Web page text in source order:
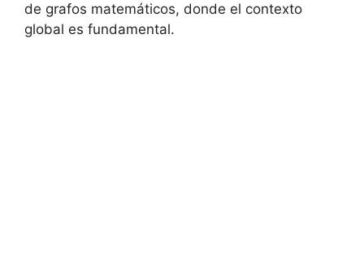
de grafos matemáticos, donde el contexto
global es fundamental.